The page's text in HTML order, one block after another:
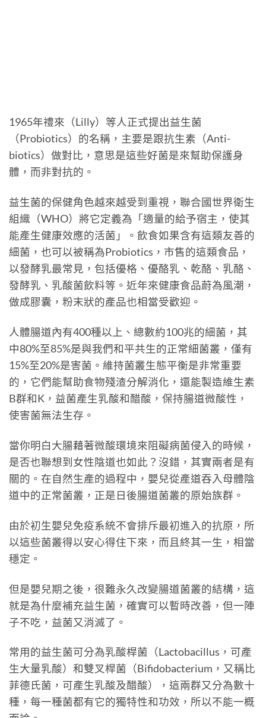
1965年禮來（Lilly）等人正式提出益生菌
（Probiotics）的名稱，主要是跟抗生素（Anti-
biotics）做對比，意思是這些好菌是來幫助保護身
體，而非對抗的。
益生菌的保健角色越來越受到重視，聯合國世界衛生
組織（WHO）將它定義為「適量的給予宿主，使其
能產生健康效應的活菌」。飲食如果含有這類友善的
細菌，也可以被稱為Probiotics，市售的這類食品，
以發酵乳最常見，包括優格、優酪乳、乾酪、乳酪、
發酵乳、乳酸菌飲料等。近年來健康食品蔚為風潮，
做成膠囊，粉末狀的產品也相當受歡迎。
人體腸道內有400種以上、總數約100兆的細菌，其
中80%至85%是與我們和平共生的正常細菌叢，僅有
15%至20%是害菌。維持菌叢生態平衡是非常重要
的，它們能幫助食物殘渣分解消化，還能製造維生素
B群和K，益菌產生乳酸和醋酸，保持腸道微酸性，
使害菌無法生存。
當你明白大腸藉著微酸環境來阻礙病菌侵入的時候，
是否也聯想到女性陰道也如此？沒錯，其實兩者是有
關的。在自然生產的過程中，嬰兒從產道吞入母體陰
道中的正常菌叢，正是日後腸道菌叢的原始族群。
由於初生嬰兒免疫系統不會排斥最初進入的抗原，所
以這些菌叢得以安心得住下來，而且終其一生，相當
穩定。
但是嬰兒期之後，很難永久改變腸道菌叢的結構，這
就是為什麼補充益生菌，確實可以暫時改善，但一陣
子不吃，益菌又消滅了。
常用的益生菌可分為乳酸桿菌（Lactobacillus，可產
生大量乳酸）和雙叉桿菌（Bifidobacterium，又稱比
菲德氏菌，可產生乳酸及醋酸），這兩群又分為數十
種，每一種菌都有它的獨特性和功效，所以不能一概